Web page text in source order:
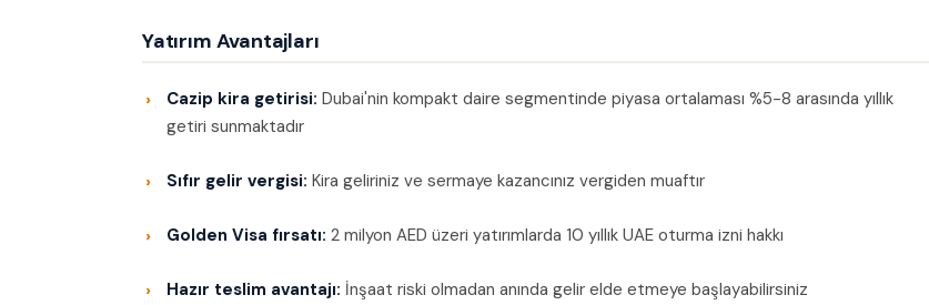
Yatırım Avantajları
Cazip kira getirisi: Dubai'nin kompakt daire segmentinde piyasa ortalaması %5-8 arasında yıllık
getiri sunmaktadır
Sıfır gelir vergisi: Kira geliriniz ve sermaye kazancınız vergiden muaftır
Golden Visa fırsatı: 2 milyon AED üzeri yatırımlarda 10 yıllık UAE oturma izni hakkı
Hazır teslim avantajı: İnşaat riski olmadan anında gelir elde etmeye başlayabilirsiniz